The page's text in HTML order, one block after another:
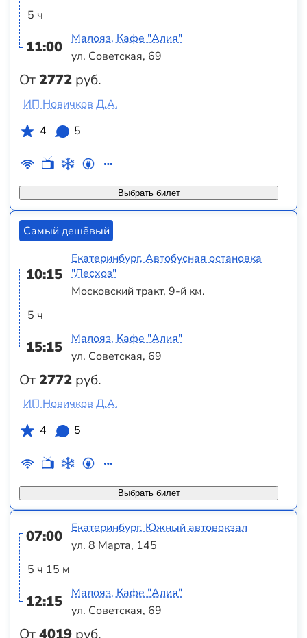
5 ч
11:00
От2772 руб.
Малояз, Кафе "Алия"
ул. Советская, 69
Выбрать билет
ИП Новичков Д.А.
4
5
Самый дешёвый
10:15
5 ч
15:15
От2772 руб.
Екатеринбург, Автобусная остановка
"Лесхоз"
Московский тракт, 9-й км.
Малояз, Кафе "Алия"
ул. Советская, 69
Выбрать билет
ИП Новичков Д.А.
4
5
07:00
5 ч 15 м
12:15
От4019 руб.
Екатеринбург, Южный автовокзал
ул. 8 Марта, 145
Малояз, Кафе "Алия"
ул. Советская, 69